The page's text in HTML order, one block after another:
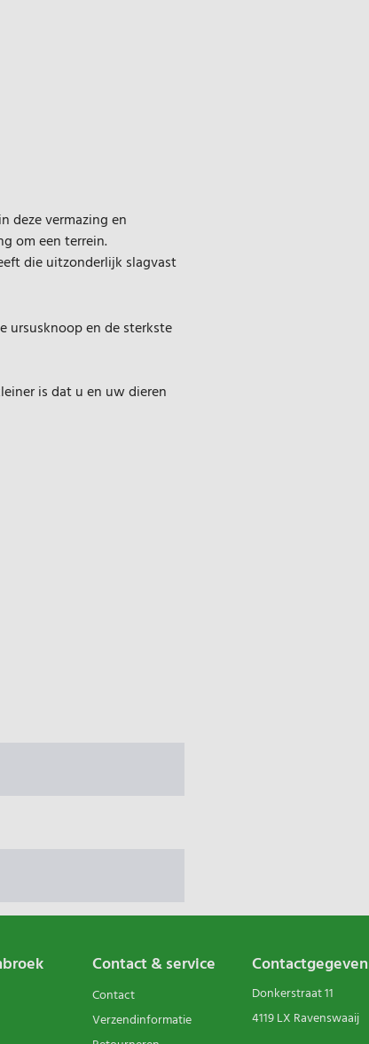
deze vermazing en
om een terrein.
die uitzonderlijk slagvast
ursusknoop en de sterkste
is dat u en uw dieren
Contact & service
Contact
Verzendinformatie
Donkerstraat 11
4119 LX Ravenswaaij